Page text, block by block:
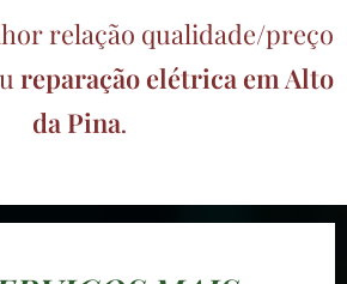
relação qualidade/preço
reparação elétrica em Alto
da Pina.